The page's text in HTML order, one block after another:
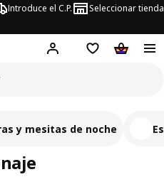
Introduce el C.P. Seleccionar tienda
Hej! Iniciar sesión
Lista de deseos
Carrito
y mesitas de noche